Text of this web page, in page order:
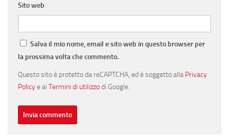
Sito web
Salva il mio nome, email e sito web in questo browser per
la prossima volta che commento.
Questo sito è protetto da reCAPTCHA, ed è soggetto alla Privacy
Policye ai Termini di utilizzodi Google.